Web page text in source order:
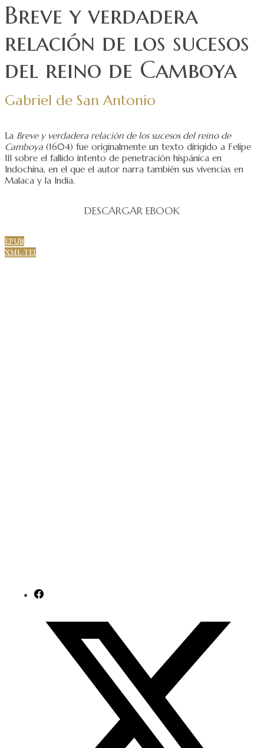
Breve y verdadera
relación de los sucesos
del reino de Camboya
Gabriel de San Antonio
La Breve y verdadera relación de los sucesos del reino de
Camboya (1604) fue originalmente un texto dirigido a Felipe
III sobre el fallido intento de penetración hispánica en
Indochina, en el que el autor narra también sus vivencias en
Malaca y la India.
DESCARGAR EBOOK
EPUB
XML-TEI